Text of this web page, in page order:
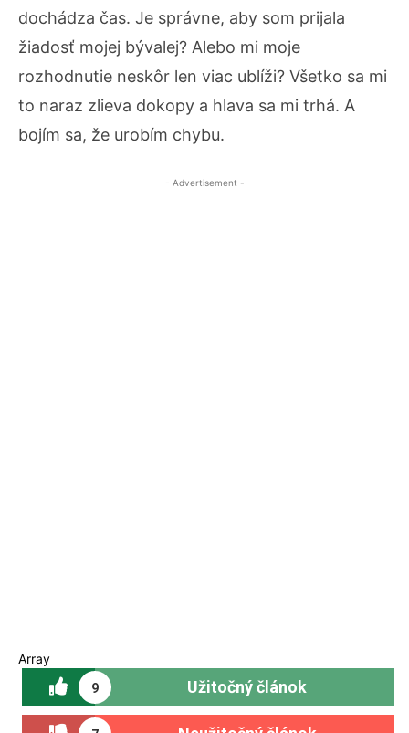
dochádza čas. Je správne, aby som prijala
žiadosť mojej bývalej? Alebo mi moje
rozhodnutie neskôr len viac ublíži? Všetko sa mi
to naraz zlieva dokopy a hlava sa mi trhá. A
bojím sa, že urobím chybu.
- Advertisement -
Array
9 Užitočný článok